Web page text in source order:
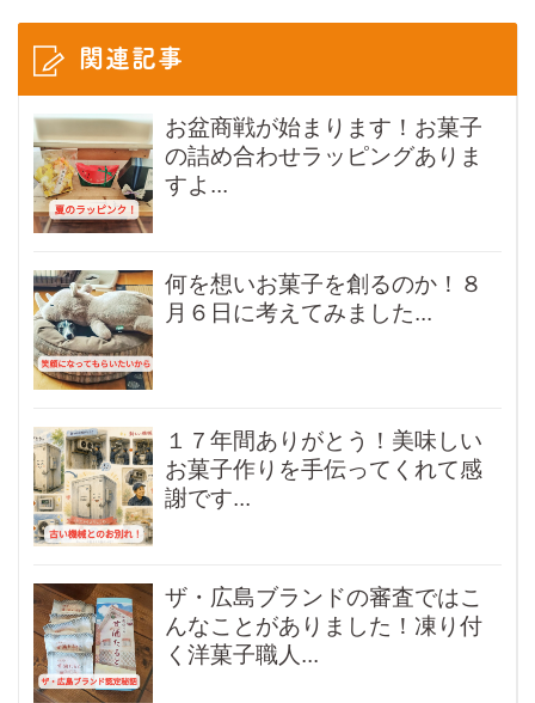
関連記事
お盆商戦が始まります！お菓子
の詰め合わせラッピングありま
すよ...
何を想いお菓子を創るのか！８
月６日に考えてみました...
１７年間ありがとう！美味しい
お菓子作りを手伝ってくれて感
謝です...
ザ・広島ブランドの審査ではこ
んなことがありました！凍り付
く洋菓子職人...